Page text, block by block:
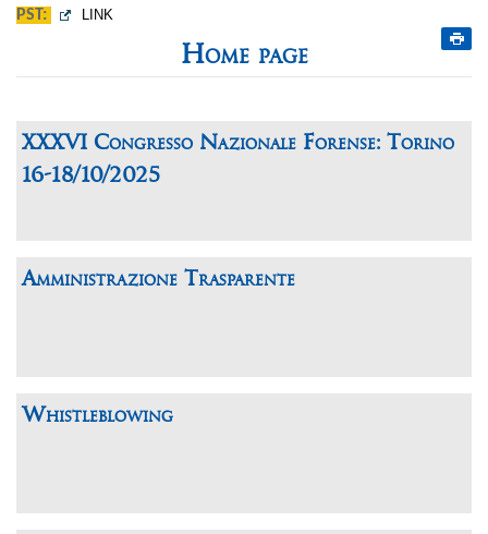
PST:
LINK
Home page
XXXVI Congresso Nazionale Forense: Torino
16-18/10/2025
Amministrazione Trasparente
Whistleblowing